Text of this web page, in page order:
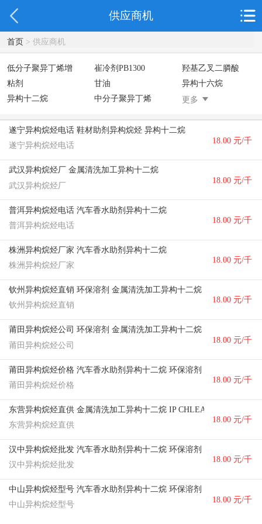
供应商机
首页> 供应商机
低分子聚异丁烯增
粘剂
崔冷剂PB1300
羟基乙叉二膦酸
甘油
异构十六烷
异构十二烷
中分子聚异丁烯
表面活性剂
月桂醇磺基琥珀酸
酯二钠
硬脂酸锌
谷氨酸钠
葡萄糖酸钠
柠檬酸
二氧化硅
二丙二醇
分散剂
AEO9
纯碱
更多
遂宁异构烷烃电话 鞋材助剂异构烷烃 异构十二烷
遂宁异构烷烃电话
18.00 元/千
克
武汉异构烷烃厂 金属清洗加工异构十二烷
武汉异构烷烃厂
18.00 元/千
克
普洱异构烷烃电话 汽车香水助剂异构十二烷
普洱异构烷烃电话
18.00 元/千
克
株洲异构烷烃厂家 汽车香水助剂异构十二烷
株洲异构烷烃厂家
18.00 元/千
克
钦州异构烷烃直销 环保溶剂 金属清洗加工异构十二烷
钦州异构烷烃直销
18.00 元/千
克
莆田异构烷烃公司 环保溶剂 金属清洗加工异构十二烷
莆田异构烷烃公司
18.00 元/千
克
莆田异构烷烃价格 汽车香水助剂异构十二烷 环保溶剂
莆田异构烷烃价格
18.00 元/千
克
东营异构烷烃直供 金属清洗加工异构十二烷 IP CHLEAN LX
东营异构烷烃直供
18.00 元/千
克
汉中异构烷烃批发 汽车香水助剂异构十二烷 环保溶剂
汉中异构烷烃批发
18.00 元/千
克
中山异构烷烃型号 汽车香水助剂异构十二烷 环保溶剂
中山异构烷烃型号
18.00 元/千